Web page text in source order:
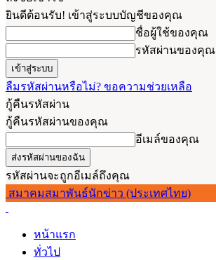
ยินดีต้อนรับ! เข้าสู่ระบบบัญชีของคุณ
ชื่อผู้ใช้ของคุณ
รหัสผ่านของคุณ
ลืมรหัสผ่านหรือไม่? ขอความช่วยเหลือ
กู้คืนรหัสผ่าน
กู้คืนรหัสผ่านของคุณ
อีเมล์ของคุณ
รหัสผ่านจะถูกอีเมล์ถึงคุณ
สมาคมสมาพันธ์นักข่าว (ประเทศไทย)
หน้าแรก
ทั่วไป